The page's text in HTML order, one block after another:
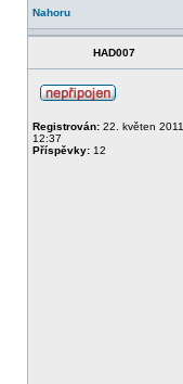
Nahoru
HAD007
Registrován: 22. květen 2011,
12:37
Příspěvky: 12